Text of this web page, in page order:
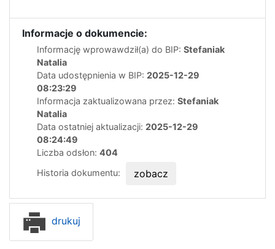
Informacje o dokumencie:
Informację wprowawdził(a) do BIP: Stefaniak
Natalia
Data udostępnienia w BIP: 2025-12-29
08:23:29
Informacja zaktualizowana przez: Stefaniak
Natalia
Data ostatniej aktualizacji: 2025-12-29
08:24:49
Liczba odsłon: 404
Historia dokumentu:
zobacz
drukuj